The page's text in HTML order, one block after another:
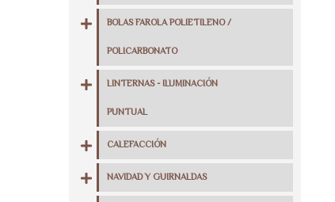
BOLAS FAROLA POLIETILENO /
POLICARBONATO
LINTERNAS - ILUMINACIÓN
PUNTUAL
CALEFACCIÓN
NAVIDAD Y GUIRNALDAS